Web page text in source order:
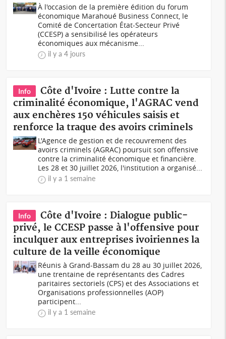
À l'occasion de la première édition du forum
économique Marahoué Business Connect, le
Comité de Concertation État-Secteur Privé
(CCESP) a sensibilisé les opérateurs
économiques aux mécanisme...
il y a 4 jours
Info
Côte d'Ivoire : Lutte contre la
criminalité économique, l'AGRAC vend
aux enchères 150 véhicules saisis et
renforce la traque des avoirs criminels
L'Agence de gestion et de recouvrement des
avoirs criminels (AGRAC) poursuit son offensive
contre la criminalité économique et financière.
Les 28 et 30 juillet 2026, l'institution a organisé...
il y a 1 semaine
Info
Côte d'Ivoire : Dialogue public-
privé, le CCESP passe à l'offensive pour
inculquer aux entreprises ivoiriennes la
culture de la veille économique
Réunis à Grand-Bassam du 28 au 30 juillet 2026,
une trentaine de représentants des Cadres
paritaires sectoriels (CPS) et des Associations et
Organisations professionnelles (AOP)
participent...
il y a 1 semaine